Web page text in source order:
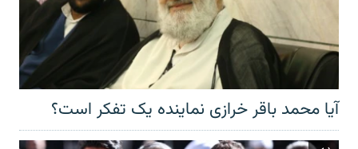
آیا محمد باقر خرازی نماینده یک تفکر است؟